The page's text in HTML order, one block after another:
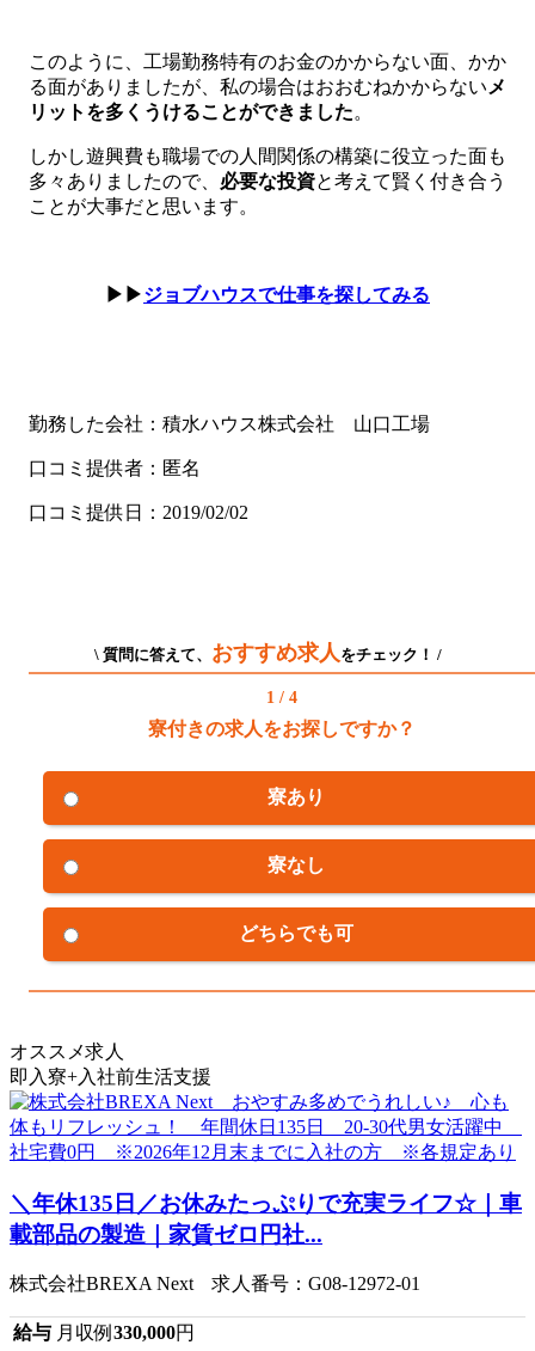
このように、工場勤務特有のお金のかからない面、かか
る面がありましたが、私の場合はおおむねかからない メ
リットを多くうけることができました。
しかし遊興費も職場での人間関係の構築に役立った面も
多々ありましたので、 必要な投資と考えて賢く付き合う
ことが大事だと思います。
▶▶ジョブハウスで仕事を探してみる
勤務した会社：積水ハウス株式会社 山口工場
口コミ提供者：匿名
口コミ提供日：2019/02/02
\ 質問に答えて、 おすすめ求人 をチェック！ /
1 / 4
寮付きの求人をお探しですか？
寮あり
寮なし
どちらでも可
オススメ求人
即入寮+入社前生活支援
＼年休135日／お休みたっぷりで充実ライフ☆｜車
載部品の製造｜家賃ゼロ円社...
株式会社BREXA Next 求人番号：G08-12972-01
給与 月収例 330,000円